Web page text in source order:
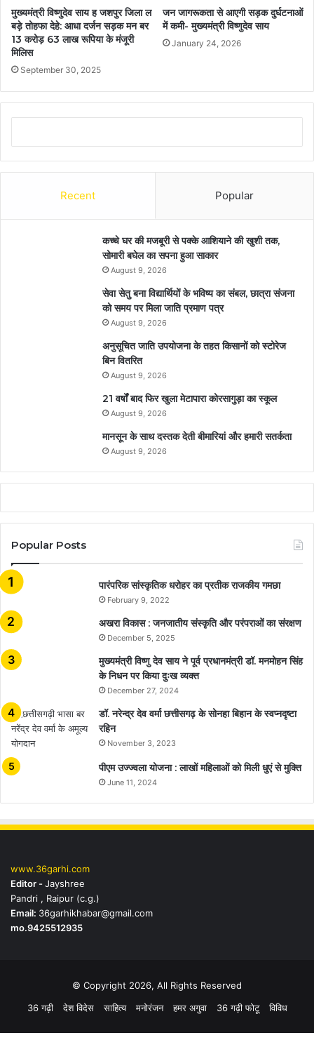
मुख्यमंत्री विष्णुदेव साय ह जशपुर जिला ल
बड़े तोहफा देहे: आधा दर्जन सड़क मन बर
13 करोड़ 63 लाख रूपिया के मंजूरी
मिलिस
September 30, 2025
जन जागरूकता से आएगी सड़क दुर्घटनाओं
में कमी- मुख्यमंत्री विष्णुदेव साय
January 24, 2026
Recent Popular
कच्चे घर की मजबूरी से पक्के आशियाने की खुशी तक,
सोमारी बघेल का सपना हुआ साकार
August 9, 2026
सेवा सेतु बना विद्यार्थियों के भविष्य का संबल, छात्रा संजना
को समय पर मिला जाति प्रमाण पत्र
August 9, 2026
अनुसूचित जाति उपयोजना के तहत किसानों को स्टोरेज
बिन वितरित
August 9, 2026
21 वर्षों बाद फिर खुला मेटापारा कोरसागुड़ा का स्कूल
August 9, 2026
मानसून के साथ दस्तक देती बीमारियां और हमारी सतर्कता
August 9, 2026
Popular Posts
​​​​​​​पारंपरिक सांस्कृतिक धरोहर का प्रतीक राजकीय गमछा
February 9, 2022
अखरा विकास : जनजातीय संस्कृति और परंपराओं का संरक्षण
December 5, 2025
मुख्यमंत्री विष्णु देव साय ने पूर्व प्रधानमंत्री डॉ. मनमोहन सिंह
के निधन पर किया दुःख व्यक्त
December 27, 2024
डॉ. नरेन्द्र देव वर्मा छत्तीसगढ़ के सोनहा बिहान के स्वप्नदृष्टा
रहिन
November 3, 2023
पीएम उज्ज्वला योजना : लाखों महिलाओं को मिली धुएं से मुक्ति
June 11, 2024
www.36garhi.com
Editor -Jayshree
Pandri , Raipur (c.g.)
Email: 36garhikhabar@gmail.com
mo.9425512935
© Copyright 2026, All Rights Reserved
36 गढ़ी
देश विदेस साहित्य मनोरंजन हमर अगुवा 36 गढ़ी फोटू विविध